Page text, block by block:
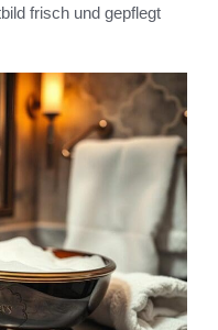
frisch und gepflegt